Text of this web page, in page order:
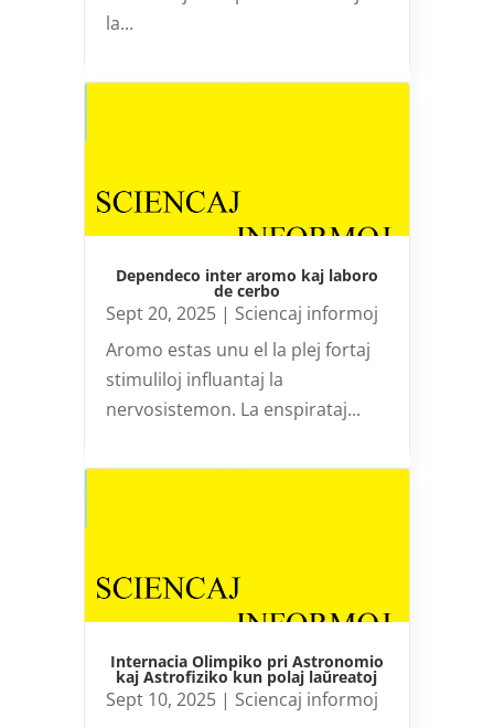
la...
Dependeco inter aromo kaj laboro
de cerbo
Sept 20, 2025| Sciencaj informoj
Aromo estas unu el la plej fortaj
stimuliloj influantaj la
nervosistemon. La enspirataj...
Internacia Olimpiko pri Astronomio
kaj Astrofiziko kun polaj laŭreatoj
Sept 10, 2025| Sciencaj informoj